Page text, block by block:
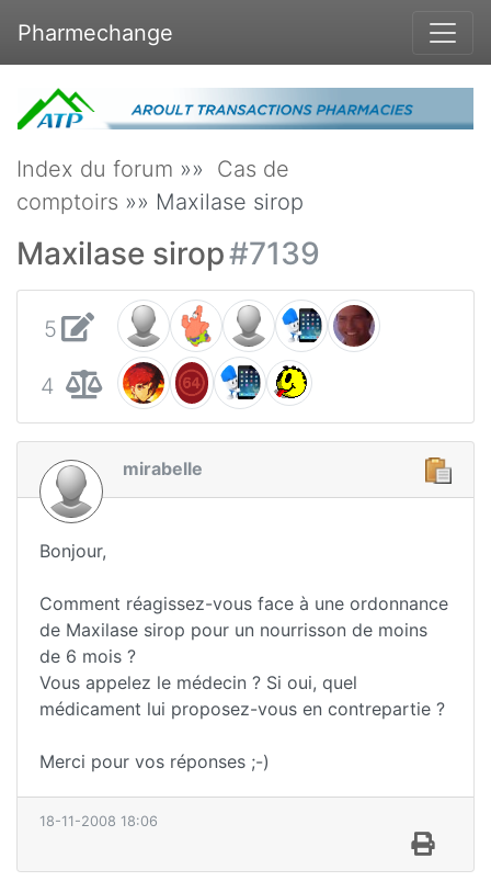
Pharmechange
Index du forum »» Cas de
comptoirs »» Maxilase sirop
Maxilase sirop#7139
5
4
mirabelle
Bonjour,
Comment réagissez-vous face à une ordonnance
de Maxilase sirop pour un nourrisson de moins
de 6 mois ?
Vous appelez le médecin ? Si oui, quel
médicament lui proposez-vous en contrepartie ?
Merci pour vos réponses ;-)
18-11-2008 18:06